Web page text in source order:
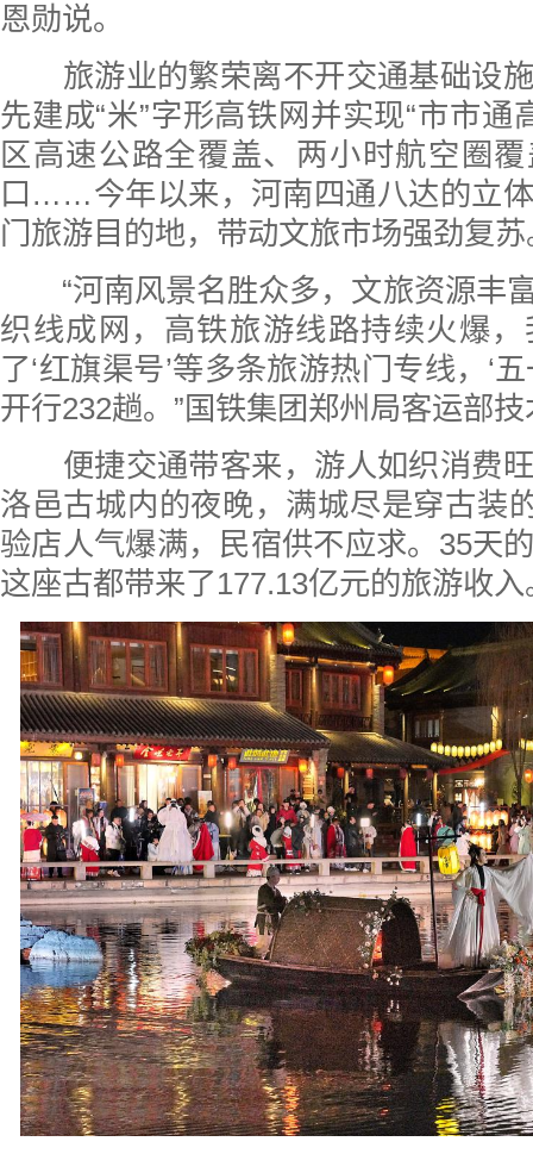
恩勋说。
旅游业的繁荣离不开交通基础设施
先建成“米”字形高铁网并实现“市市通
区高速公路全覆盖、两小时航空圈
口……今年以来，河南四通八达的立
门旅游目的地，带动文旅市场强劲复苏
“河南风景名胜众多，文旅资源丰
织线成网，高铁旅游线路持续火爆
了‘红旗渠号’等多条旅游热门专线，‘
开行232趟。”国铁集团郑州局客运部
便捷交通带客来，游人如织消费旺
洛邑古城内的夜晚，满城尽是穿古装
验店人气爆满，民宿供不应求。35天
这座古都带来了177.13亿元的旅游收入